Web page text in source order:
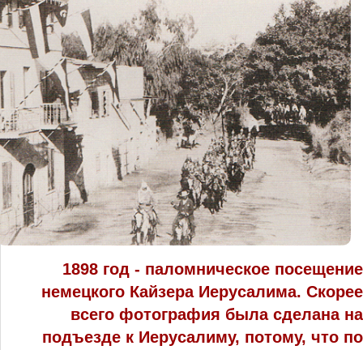
1898 год - паломническое посещение
немецкого Кайзера Иерусалима. Скорее
всего фотография была сделана на
подъезде к Иерусалиму, потому, что по